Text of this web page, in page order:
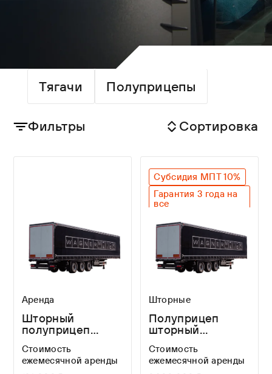
Тягачи Полуприцепы
Фильтры Сортировка
Аренда
Шторный
полуприцеп
CRS3 в аренду
Стоимость
ежемесячной аренды
Субсидия МПТ 10%
Гарантия 3 года на
все
Оригинальный SAF
Легкий вес
Лучшие габариты
Шторные
Полуприцеп
шторный
CRS3 FOR A
LONG TIME
Стоимость
ежемесячной аренды